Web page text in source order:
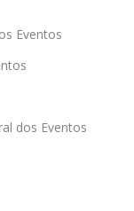
Eventos
dos Eventos